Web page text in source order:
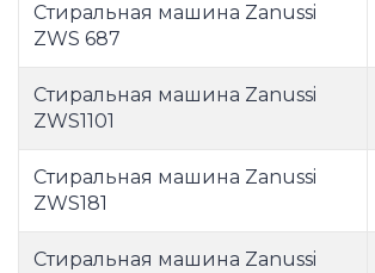
Стиральная машина Zanussi
ZWS 687
Стиральная машина Zanussi
ZWS1101
Стиральная машина Zanussi
ZWS181
Стиральная машина Zanussi